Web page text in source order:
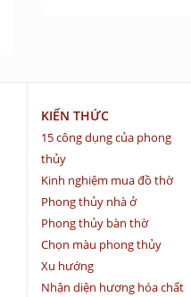
KIẾN THỨC
15 công dụng của phong
thủy
Kinh nghiệm mua đồ thờ
Phong thủy nhà ở
Phong thủy bàn thờ
Chọn màu phong thủy
Xu hướng
Nhận diện hương hóa chất